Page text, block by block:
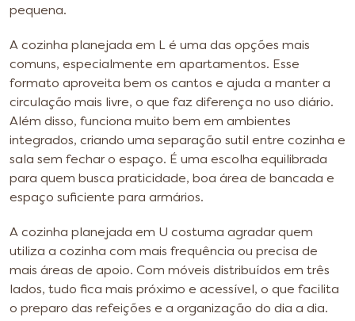
pequena.
A cozinha planejada em L é uma das opções mais
comuns, especialmente em apartamentos. Esse
formato aproveita bem os cantos e ajuda a manter a
circulação mais livre, o que faz diferença no uso diário.
Além disso, funciona muito bem em ambientes
integrados, criando uma separação sutil entre cozinha e
sala sem fechar o espaço. É uma escolha equilibrada
para quem busca praticidade, boa área de bancada e
espaço suficiente para armários.
A cozinha planejada em U costuma agradar quem
utiliza a cozinha com mais frequência ou precisa de
mais áreas de apoio. Com móveis distribuídos em três
lados, tudo fica mais próximo e acessível, o que facilita
o preparo das refeições e a organização do dia a dia.